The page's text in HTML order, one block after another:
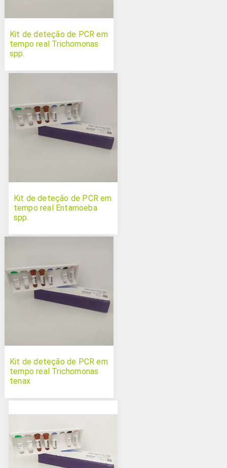
Kit de deteção de PCR em
tempo real Trichomonas
spp.
Kit de deteção de PCR em
tempo real Entamoeba
spp.
Kit de deteção de PCR em
tempo real Trichomonas
tenax